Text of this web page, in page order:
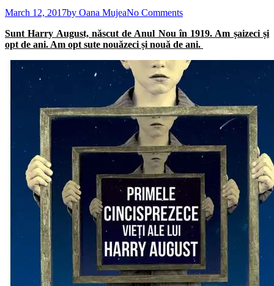
March 12, 2017by Oana MujeaNo Comments
Sunt Harry August, născut de Anul Nou în 1919. Am șaizeci și
opt de ani. Am opt sute nouăzeci și nouă de ani.